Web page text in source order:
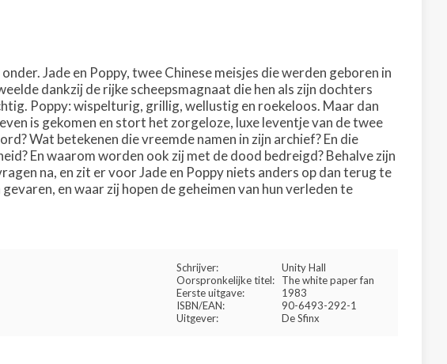
Jade en Poppy, twee Chinese meisjes die werden geboren in
dankzij de rijke scheepsmagnaat die hen als zijn dochters
Poppy: wispelturig, grillig, wellustig en roekeloos. Maar dan
is gekomen en stort het zorgeloze, luxe leventje van de twee
Wat betekenen die vreemde namen in zijn archief? En die
En waarom worden ook zij met de dood bedreigd? Behalve zijn
na, en zit er voor Jade en Poppy niets anders op dan terug te
en waar zij hopen de geheimen van hun verleden te
Schrijver:
Unity Hall
Oorspronkelijke titel:
The white paper fan
Eerste uitgave:
1983
ISBN/EAN:
90-6493-292-1
Uitgever:
De Sfinx